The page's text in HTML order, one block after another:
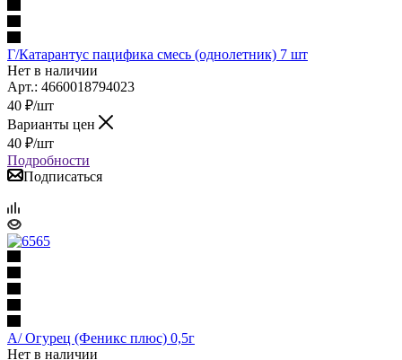
Г/Катарантус пацифика смесь (однолетник) 7 шт
Нет в наличии
Арт.: 4660018794023
40 ₽/шт
Варианты цен
40 ₽/шт
Подробности
Подписаться
А/ Огурец (Феникс плюс) 0,5г
Нет в наличии